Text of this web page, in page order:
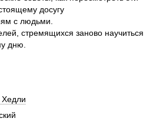
досугу
с людьми.
стремящихся заново научиться
дню.
Хедли